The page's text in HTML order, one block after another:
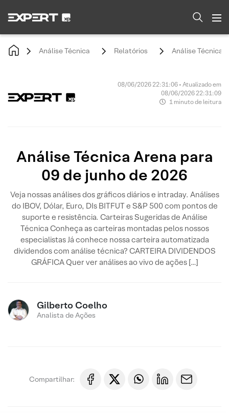
Análise Técnica Relatórios Análise Técnica
08/06/2026 22:31:06 • Atualizado em
08/06/2026 22:31:09
1 minuto de leitura
Análise Técnica Arena para
09 de junho de 2026
Veja nossas análises dos gráficos diários e intraday. Análises
do IBOV, Dólar, Euro, DIs BITFUT e S&P 500 com pontos de
suporte e resistência. Carteiras Sugeridas de Análise
Técnica Conheça as carteiras montadas pelos nossos
especialistas Já conhece nossa carteira automatizada
dividendos com análise técnica? CARTEIRA DIVIDENDOS
GRÁFICA Quer ver análises ao vivo de ações […]
Gilberto Coelho
Analista de Ações
Compartilhar: